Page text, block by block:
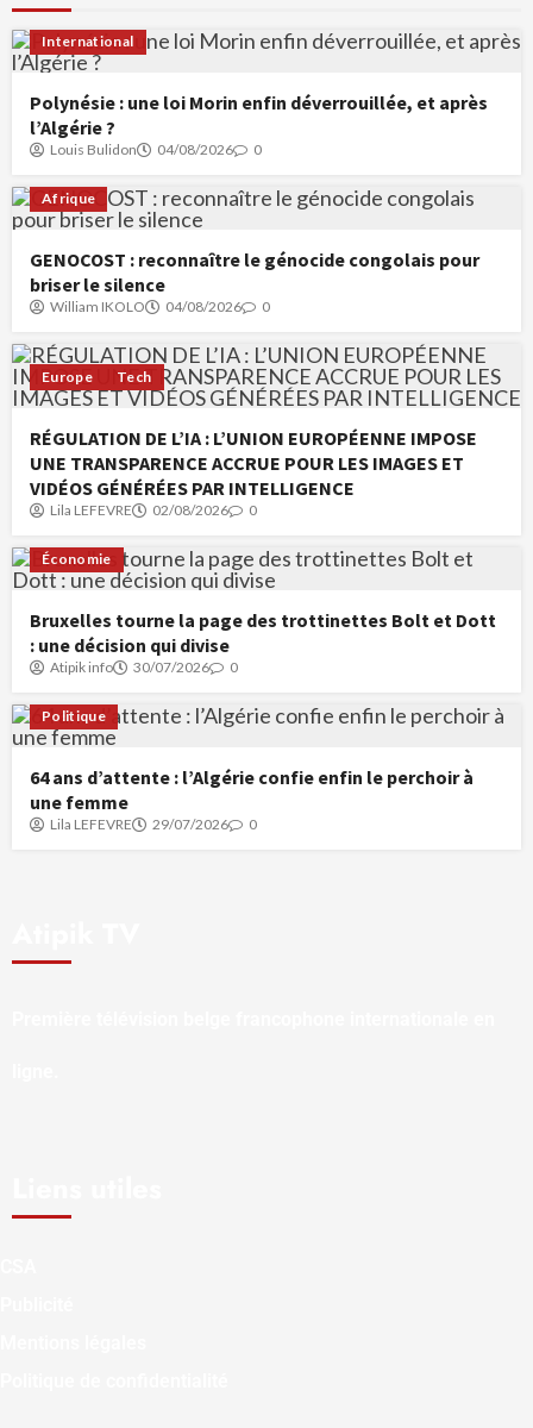
International
Polynésie : une loi Morin enfin déverrouillée, et après
l’Algérie ?
Louis Bulidon 04/08/2026 0
Afrique
GENOCOST : reconnaître le génocide congolais pour
briser le silence
William IKOLO 04/08/2026 0
Europe Tech
RÉGULATION DE L’IA : L’UNION EUROPÉENNE IMPOSE
UNE TRANSPARENCE ACCRUE POUR LES IMAGES ET
VIDÉOS GÉNÉRÉES PAR INTELLIGENCE
Lila LEFEVRE 02/08/2026 0
Économie
Bruxelles tourne la page des trottinettes Bolt et Dott
: une décision qui divise
Atipik info 30/07/2026 0
Politique
64 ans d’attente : l’Algérie confie enfin le perchoir à
une femme
Lila LEFEVRE 29/07/2026 0